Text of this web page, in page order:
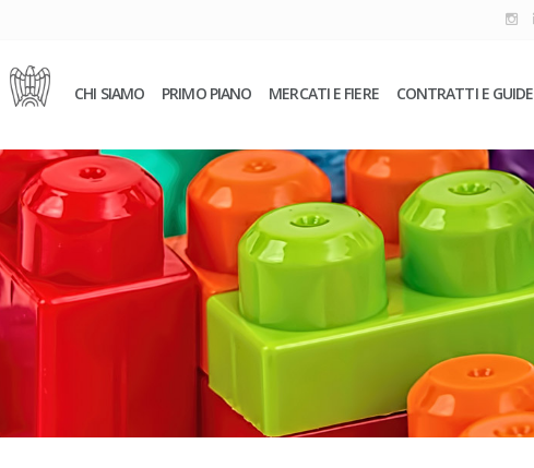
CHI SIAMO PRIMO PIANO MERCATI E FIERE CONTRATTI E GUIDE